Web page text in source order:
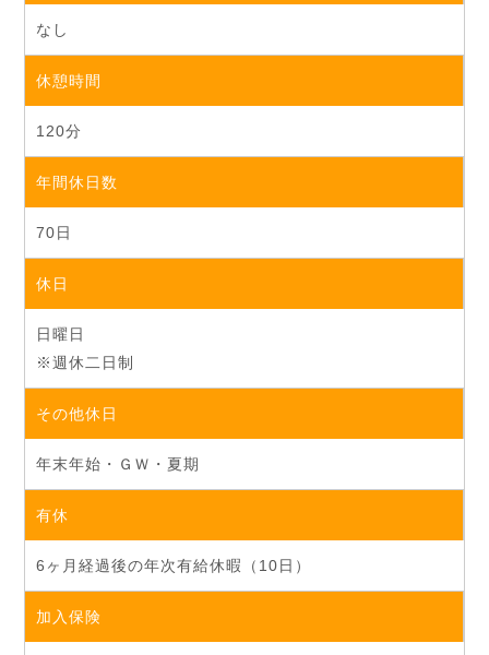
なし
休憩時間
120分
年間休日数
70日
休日
日曜日
※週休二日制
その他休日
年末年始・ＧＷ・夏期
有休
6ヶ月経過後の年次有給休暇（10日）
加入保険